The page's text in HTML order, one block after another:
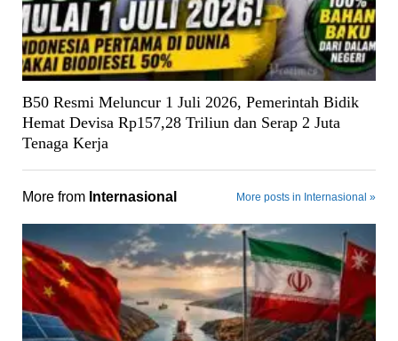
B50 Resmi Meluncur 1 Juli 2026, Pemerintah Bidik
Hemat Devisa Rp157,28 Triliun dan Serap 2 Juta
Tenaga Kerja
More from Internasional More posts in Internasional »